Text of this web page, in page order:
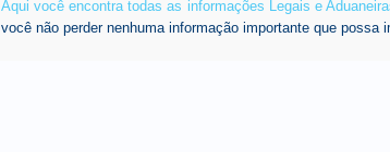
Aqui você encontra todas as informações Legais e
você não perder nenhuma informação importante que